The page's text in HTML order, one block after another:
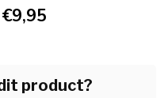
€9,95
product?